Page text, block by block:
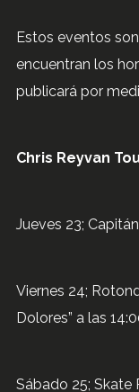
Estos eventos
encuentran los
publicará por
Chris Reyvan
Jueves 23;
Viernes 24;
Dolores” a las
Sábado 25; Skate